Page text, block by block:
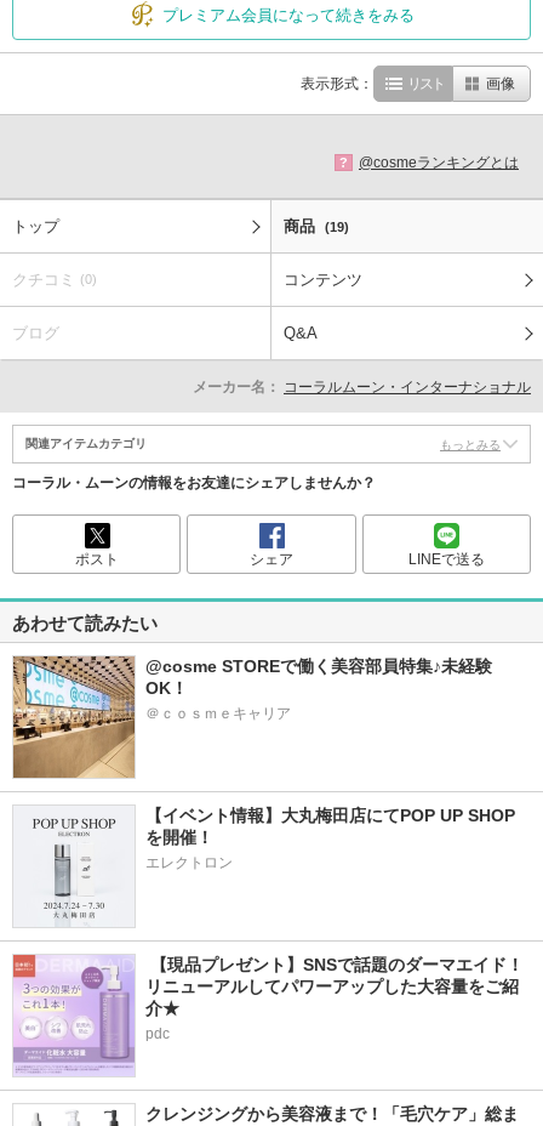
プレミアム会員になって続きをみる
表示形式： リスト 画像
? @cosmeランキングとは
トップ 商品 (19)
クチコミ (0) コンテンツ
ブログ Q&A
メーカー名： コーラルムーン・インターナショナル
関連アイテムカテゴリ もっとみる
コーラル・ムーンの情報をお友達にシェアしませんか？
ポスト シェア LINEで送る
あわせて読みたい
@cosme STOREで働く美容部員特集♪未経験
OK！
＠ｃｏｓｍｅキャリア
【イベント情報】大丸梅田店にてPOP UP SHOP
を開催！
エレクトロン
【現品プレゼント】SNSで話題のダーマエイド！
リニューアルしてパワーアップした大容量をご紹
介★
pdc
クレンジングから美容液まで！「毛穴ケア」総ま